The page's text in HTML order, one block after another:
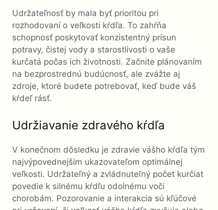
Udržateľnosť by mala byť prioritou pri
rozhodovaní o veľkosti kŕdľa. To zahŕňa
schopnosť poskytovať konzistentný prísun
potravy, čistej vody a starostlivosti o vaše
kurčatá počas ich životnosti. Začnite plánovaním
na bezprostrednú budúcnosť, ale zvážte aj
zdroje, ktoré budete potrebovať, keď bude váš
kŕdeľ rásť.
Udržiavanie zdravého kŕdľa
V konečnom dôsledku je zdravie vášho kŕdľa tým
najvýpovednejším ukazovateľom optimálnej
veľkosti. Udržateľný a zvládnuteľný počet kurčiat
povedie k silnému kŕdľu odolnému voči
chorobám. Pozorovanie a interakcia sú kľúčové